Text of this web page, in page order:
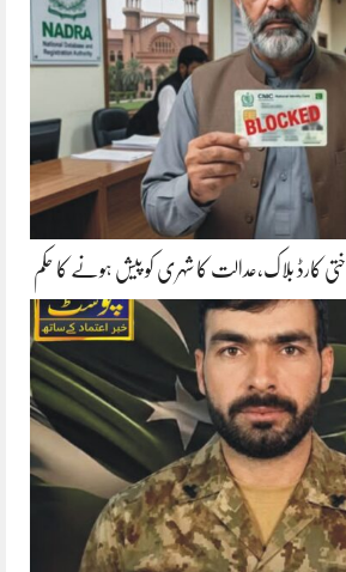
کارڈ بلاک،عدالت کا شہری کو پیش ہونے کا حکم